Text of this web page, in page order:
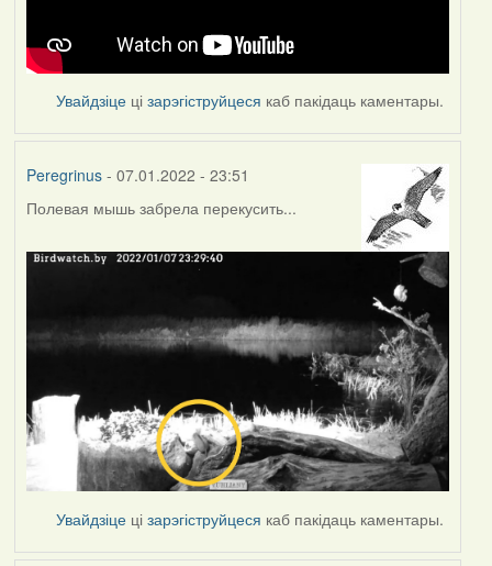
Увайдзіце цізарэгіструйцеся каб пакідаць каментары.
Peregrinus- 07.01.2022 - 23:51
Полевая мышь забрела перекусить...
Увайдзіце цізарэгіструйцеся каб пакідаць каментары.